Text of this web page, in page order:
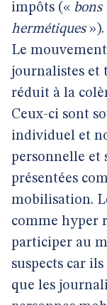
impôts («
hermétiques»).
Le
journalistes et
réduit à la
Ceux-ci sont
individuel et
personnelle et
présentées
mobilisation.
comme hyper
participer au
suspects car
que les